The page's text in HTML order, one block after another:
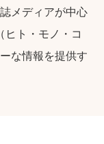
メディアが中心
ヒト・モノ・コ
な情報を提供す